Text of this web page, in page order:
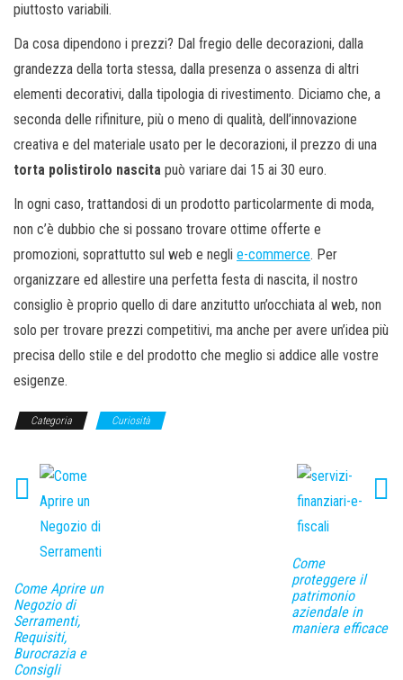
piuttosto variabili.
Da cosa dipendono i prezzi? Dal fregio delle decorazioni, dalla
grandezza della torta stessa, dalla presenza o assenza di altri
elementi decorativi, dalla tipologia di rivestimento. Diciamo che, a
seconda delle rifiniture, più o meno di qualità, dell’innovazione
creativa e del materiale usato per le decorazioni, il prezzo di una
torta polistirolo nascita può variare dai 15 ai 30 euro.
In ogni caso, trattandosi di un prodotto particolarmente di moda,
non c’è dubbio che si possano trovare ottime offerte e
promozioni, soprattutto sul web e negli e-commerce. Per
organizzare ed allestire una perfetta festa di nascita, il nostro
consiglio è proprio quello di dare anzitutto un’occhiata al web, non
solo per trovare prezzi competitivi, ma anche per avere un’idea più
precisa dello stile e del prodotto che meglio si addice alle vostre
esigenze.
Categoria Curiosità
Come Aprire un
Negozio di
Serramenti,
Requisiti,
Burocrazia e
Consigli
Come
proteggere il
patrimonio
aziendale in
maniera efficace